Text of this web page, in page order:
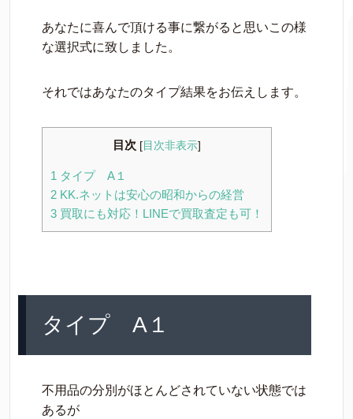
あなたに喜んで頂ける事に繋がると思いこの様
な選択式に致しました。
それではあなたのタイプ結果をお伝えします。
目次 [ 目次非表示]
1 タイプ A１
2 KK.ネットは安心の昭和からの経営
3 買取にも対応！LINEで買取査定も可！
タイプ A１
不用品の分別がほとんどされていない状態では
あるが